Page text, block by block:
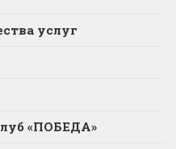
услуг
«ПОБЕДА»